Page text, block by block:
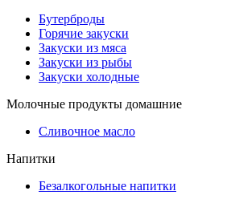
Бутерброды
Горячие закуски
Закуски из мяса
Закуски из рыбы
Закуски холодные
Молочные продукты домашние
Сливочное масло
Напитки
Безалкогольные напитки